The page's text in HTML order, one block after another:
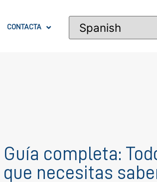
CONTACTA
Guía completa:
que necesitas